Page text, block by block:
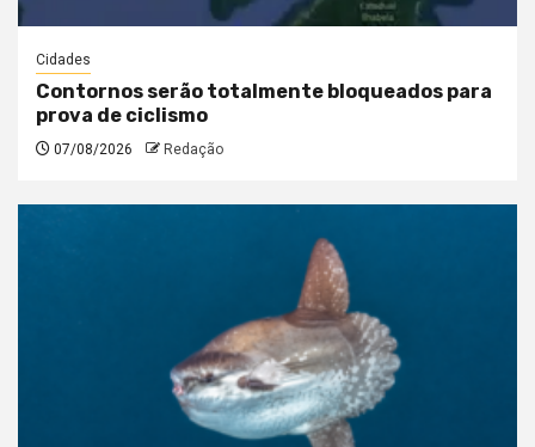
Cidades
Contornos serão totalmente bloqueados para
prova de ciclismo
07/08/2026 Redação